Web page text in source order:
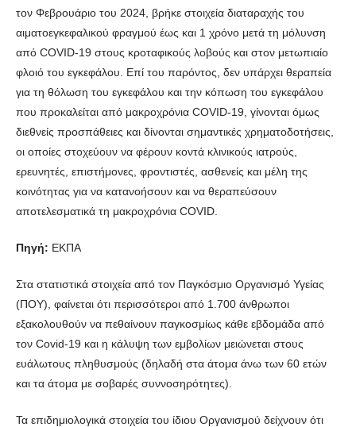
τον Φεβρουάριο του 2024, βρήκε στοιχεία διαταραχής του
αιματοεγκεφαλικού φραγμού έως και 1 χρόνο μετά τη μόλυνση
από COVID-19 στους κροταφικούς λοβούς και στον μετωπιαίο
φλοιό του εγκεφάλου. Επί του παρόντος, δεν υπάρχει θεραπεία
για τη θόλωση του εγκεφάλου και την κόπωση του εγκεφάλου
που προκαλείται από μακροχρόνια COVID-19, γίνονται όμως
διεθνείς προσπάθειες και δίνονται σημαντικές χρηματοδοτήσεις,
οι οποίες στοχεύουν να φέρουν κοντά κλινικούς ιατρούς,
ερευνητές, επιστήμονες, φροντιστές, ασθενείς και μέλη της
κοινότητας για να κατανοήσουν και να θεραπεύσουν
αποτελεσματικά τη μακροχρόνια COVID.
Πηγή: ΕΚΠΑ
Στα στατιστικά στοιχεία από τον Παγκόσμιο Οργανισμό Υγείας
(ΠΟΥ), φαίνεται ότι περισσότεροι από 1.700 άνθρωποι
εξακολουθούν να πεθαίνουν παγκοσμίως κάθε εβδομάδα από
τον Covid-19 και η κάλυψη των εμβολίων μειώνεται στους
ευάλωτους πληθυσμούς (δηλαδή στα άτομα άνω των 60 ετών
και τα άτομα με σοβαρές συννοσηρότητες).
Τα επιδημιολογικά στοιχεία του ίδιου Οργανισμού δείχνουν ότι